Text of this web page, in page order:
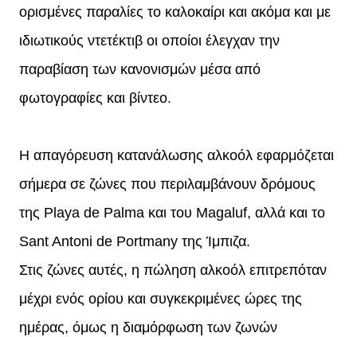
ορισμένες παραλίες το καλοκαίρι και ακόμα και με
ιδιωτικούς ντετέκτιβ οι οποίοι έλεγχαν την
παραβίαση των κανονισμών μέσα από
φωτογραφίες και βίντεο.
Η απαγόρευση κατανάλωσης αλκοόλ εφαρμόζεται
σήμερα σε ζώνες που περιλαμβάνουν δρόμους
της Playa de Palma και του Magaluf, αλλά και το
Sant Antoni de Portmany της Ίμπιζα.
Στις ζώνες αυτές, η πώληση αλκοόλ επιτρεπόταν
μέχρι ενός ορίου και συγκεκριμένες ώρες της
ημέρας, όμως η διαμόρφωση των ζωνών